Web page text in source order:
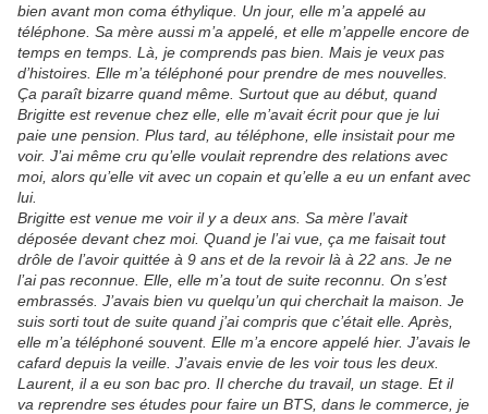
bien avant mon coma éthylique. Un jour, elle m’a appelé au
téléphone. Sa mère aussi m’a appelé, et elle m’appelle encore de
temps en temps. Là, je comprends pas bien. Mais je veux pas
d’histoires. Elle m’a téléphoné pour prendre de mes nouvelles.
Ça paraît bizarre quand même. Surtout que au début, quand
Brigitte est revenue chez elle, elle m’avait écrit pour que je lui
paie une pension. Plus tard, au téléphone, elle insistait pour me
voir. J’ai même cru qu’elle voulait reprendre des relations avec
moi, alors qu’elle vit avec un copain et qu’elle a eu un enfant avec
lui.
Brigitte est venue me voir il y a deux ans. Sa mère l’avait
déposée devant chez moi. Quand je l’ai vue, ça me faisait tout
drôle de l’avoir quittée à 9 ans et de la revoir là à 22 ans. Je ne
l’ai pas reconnue. Elle, elle m’a tout de suite reconnu. On s’est
embrassés. J’avais bien vu quelqu’un qui cherchait la maison. Je
suis sorti tout de suite quand j’ai compris que c’était elle. Après,
elle m’a téléphoné souvent. Elle m’a encore appelé hier. J’avais le
cafard depuis la veille. J’avais envie de les voir tous les deux.
Laurent, il a eu son bac pro. Il cherche du travail, un stage. Et il
va reprendre ses études pour faire un BTS, dans le commerce, je